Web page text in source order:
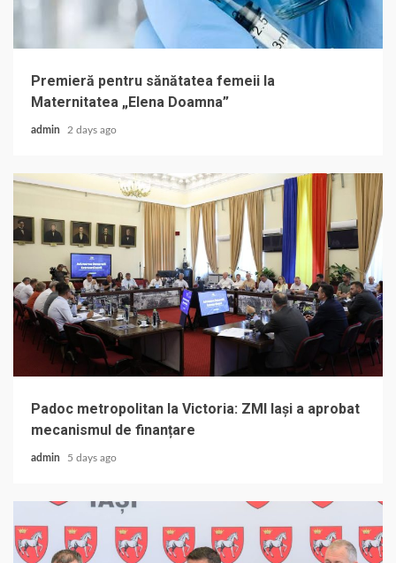
Premieră pentru sănătatea femeii la
Maternitatea „Elena Doamna”
admin 2 days ago
Padoc metropolitan la Victoria: ZMI Iași a aprobat
mecanismul de finanțare
admin 5 days ago